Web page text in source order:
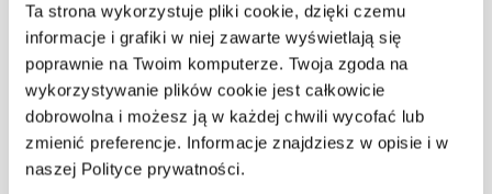
Ta strona wykorzystuje pliki cookie, dzięki czemu
informacje i grafiki w niej zawarte wyświetlają się
poprawnie na Twoim komputerze. Twoja zgoda na
wykorzystywanie plików cookie jest całkowicie
dobrowolna i możesz ją w każdej chwili wycofać lub
zmienić preferencje. Informacje znajdziesz w opisie i w
naszej Polityce prywatności.
WIĘCEJ